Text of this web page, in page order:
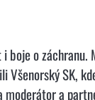
boje o
SK,
a